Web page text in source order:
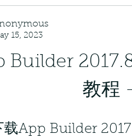
15, 2023
Builder
教程
载App Builder